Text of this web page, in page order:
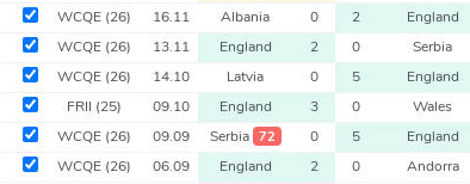
WCQE (26) 16.11 Albania 0 2 England
WCQE (26) 13.11 England 2 0 Serbia
WCQE (26) 14.10 Latvia 0 5 England
FRII (25) 09.10 England 3 0 Wales
WCQE (26) 09.09 Serbia 72 0 5 England
WCQE (26) 06.09 England 2 0 Andorra